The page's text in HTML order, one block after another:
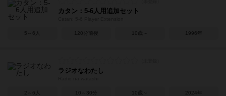
カタン：5-6人用追加セット
5～6人 120分前後 10歳～ 1996年
ラジオなわたし
2～6人 10～30分 10歳～ 2024年